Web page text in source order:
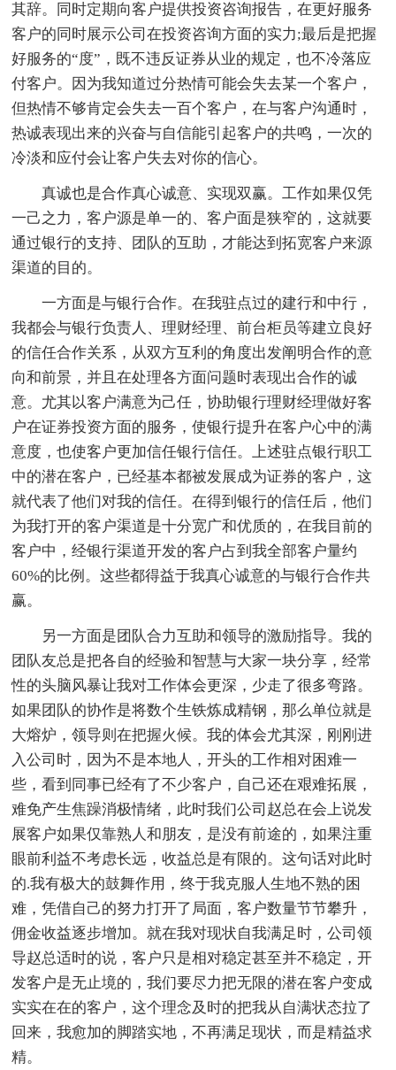
其辞。同时定期向客户提供投资咨询报告，在更好服务
客户的同时展示公司在投资咨询方面的实力;最后是把握
好服务的“度”，既不违反证券从业的规定，也不冷落应
付客户。因为我知道过分热情可能会失去某一个客户，
但热情不够肯定会失去一百个客户，在与客户沟通时，
热诚表现出来的兴奋与自信能引起客户的共鸣，一次的
冷淡和应付会让客户失去对你的信心。
真诚也是合作真心诚意、实现双赢。工作如果仅凭
一己之力，客户源是单一的、客户面是狭窄的，这就要
通过银行的支持、团队的互助，才能达到拓宽客户来源
渠道的目的。
一方面是与银行合作。在我驻点过的建行和中行，
我都会与银行负责人、理财经理、前台柜员等建立良好
的信任合作关系，从双方互利的角度出发阐明合作的意
向和前景，并且在处理各方面问题时表现出合作的诚
意。尤其以客户满意为己任，协助银行理财经理做好客
户在证券投资方面的服务，使银行提升在客户心中的满
意度，也使客户更加信任银行信任。上述驻点银行职工
中的潜在客户，已经基本都被发展成为证券的客户，这
就代表了他们对我的信任。在得到银行的信任后，他们
为我打开的客户渠道是十分宽广和优质的，在我目前的
客户中，经银行渠道开发的客户占到我全部客户量约
60%的比例。这些都得益于我真心诚意的与银行合作共
赢。
另一方面是团队合力互助和领导的激励指导。我的
团队友总是把各自的经验和智慧与大家一块分享，经常
性的头脑风暴让我对工作体会更深，少走了很多弯路。
如果团队的协作是将数个生铁炼成精钢，那么单位就是
大熔炉，领导则在把握火候。我的体会尤其深，刚刚进
入公司时，因为不是本地人，开头的工作相对困难一
些，看到同事已经有了不少客户，自己还在艰难拓展，
难免产生焦躁消极情绪，此时我们公司赵总在会上说发
展客户如果仅靠熟人和朋友，是没有前途的，如果注重
眼前利益不考虑长远，收益总是有限的。这句话对此时
的.我有极大的鼓舞作用，终于我克服人生地不熟的困
难，凭借自己的努力打开了局面，客户数量节节攀升，
佣金收益逐步增加。就在我对现状自我满足时，公司领
导赵总适时的说，客户只是相对稳定甚至并不稳定，开
发客户是无止境的，我们要尽力把无限的潜在客户变成
实实在在的客户，这个理念及时的把我从自满状态拉了
回来，我愈加的脚踏实地，不再满足现状，而是精益求
精。